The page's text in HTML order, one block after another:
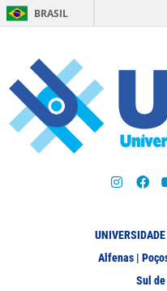
BRASIL
Alfenas |
Sul